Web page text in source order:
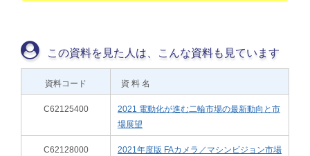
この資料を見た人は、こんな資料も見ています
資料コード 資 料 名
C62125400
2021 電動化が進む二輪市場の最新動向と市
場展望
C62128000 2021年度版 FAカメラ／マシンビジョン市場